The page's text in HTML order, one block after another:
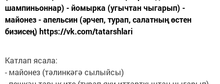
шампиньоннар) - йомырка (угычтан чыгарып) -
майонез - апельсин (әрчеп, турап, салатның өстен
бизисең) https://vk.com/tatarshlari
Катлап ясала:
- майонез (тәлинкәгә сылыйсы)